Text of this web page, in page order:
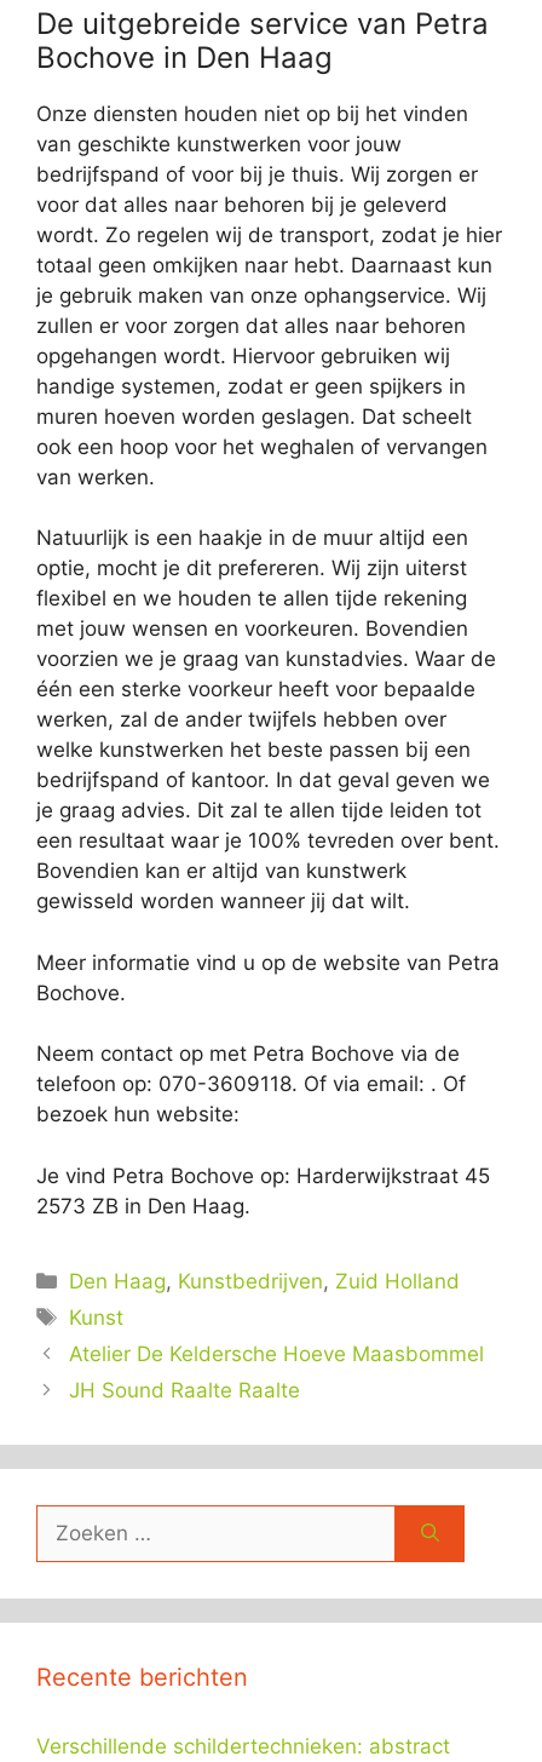
De uitgebreide service van Petra
Bochove in Den Haag
Onze diensten houden niet op bij het vinden
van geschikte kunstwerken voor jouw
bedrijfspand of voor bij je thuis. Wij zorgen er
voor dat alles naar behoren bij je geleverd
wordt. Zo regelen wij de transport, zodat je hier
totaal geen omkijken naar hebt. Daarnaast kun
je gebruik maken van onze ophangservice. Wij
zullen er voor zorgen dat alles naar behoren
opgehangen wordt. Hiervoor gebruiken wij
handige systemen, zodat er geen spijkers in
muren hoeven worden geslagen. Dat scheelt
ook een hoop voor het weghalen of vervangen
van werken.
Natuurlijk is een haakje in de muur altijd een
optie, mocht je dit prefereren. Wij zijn uiterst
flexibel en we houden te allen tijde rekening
met jouw wensen en voorkeuren. Bovendien
voorzien we je graag van kunstadvies. Waar de
één een sterke voorkeur heeft voor bepaalde
werken, zal de ander twijfels hebben over
welke kunstwerken het beste passen bij een
bedrijfspand of kantoor. In dat geval geven we
je graag advies. Dit zal te allen tijde leiden tot
een resultaat waar je 100% tevreden over bent.
Bovendien kan er altijd van kunstwerk
gewisseld worden wanneer jij dat wilt.
Meer informatie vind u op de website van Petra
Bochove.
Neem contact op met Petra Bochove via de
telefoon op: 070-3609118. Of via email: . Of
bezoek hun website:
Je vind Petra Bochove op: Harderwijkstraat 45
2573 ZB in Den Haag.
Categorieën
Den Haag, Kunstbedrijven, Zuid Holland
Tags
Kunst
Atelier De Keldersche Hoeve Maasbommel
JH Sound Raalte Raalte
naar:
Recente berichten
Verschillende schildertechnieken: abstract